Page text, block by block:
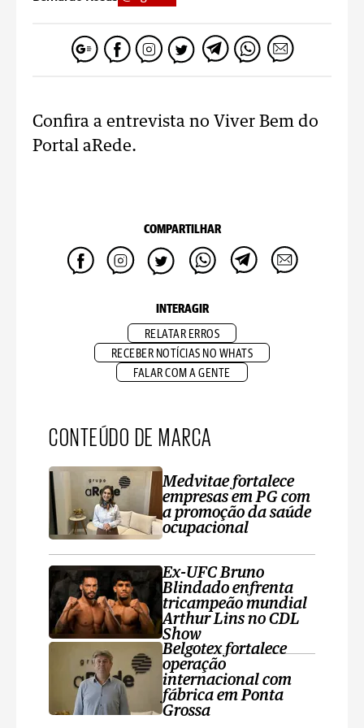
Confira a entrevista no Viver Bem do
Portal aRede.
COMPARTILHAR
INTERAGIR
RELATAR ERROS
RECEBER NOTÍCIAS NO WHATS
FALAR COM A GENTE
CONTEÚDO DE MARCA
Medvitae fortalece
empresas em PG com
a promoção da saúde
ocupacional
Ex-UFC Bruno
Blindado enfrenta
tricampeão mundial
Arthur Lins no CDL
Show
Belgotex fortalece
operação
internacional com
fábrica em Ponta
Grossa